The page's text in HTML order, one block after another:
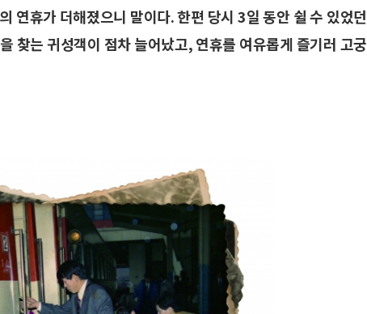
연휴가 더해졌으니 말이다. 한편 당시 3일 동안 쉴 수 있었던
찾는 귀성객이 점차 늘어났고, 연휴를 여유롭게 즐기러 고궁